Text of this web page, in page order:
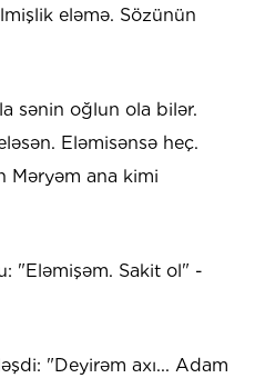
eləmə. Sözünün
sənin oğlun ola bilər.
Eləmisənsə heç.
Məryəm ana kimi
"Eləmişəm. Sakit ol" -
"Deyirəm axı... Adam